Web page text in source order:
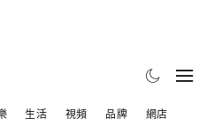
生活 視頻 品牌 網店